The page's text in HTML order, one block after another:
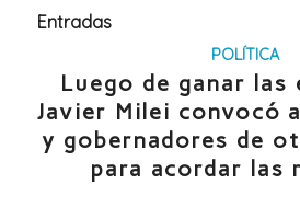
Entradas
POLÍTICA
Luego de ganar las
Javier Milei convocó
y gobernadores de
para acordar las